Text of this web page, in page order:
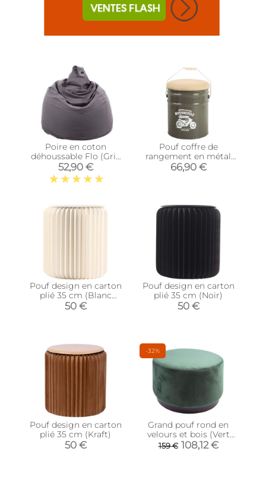
Poire en coton
déhoussable Flo (Gris
Anthracite)
52,90 €
Pouf coffre de
rangement en métal
Motorcycle
66,90 €
Pouf design en carton
plié 35 cm (Blanc
cassé)
50 €
Pouf design en carton
plié 35 cm (Noir)
50 €
Pouf design en carton
plié 35 cm (Kraft)
50 €
-32%
Grand pouf rond en
velours et bois (Vert
foncé)
159 € 108,12 €